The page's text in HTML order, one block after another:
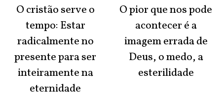
O cristão serve o
tempo: Estar
radicalmente no
presente para ser
inteiramente na
eternidade
O pior que nos pode
acontecer é a
imagem errada de
Deus, o medo, a
esterilidade